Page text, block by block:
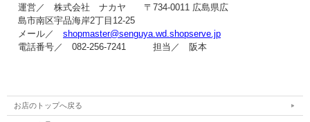
運営／ 株式会社 ナカヤ 〒734-0011 広島県広
島市南区宇品海岸2丁目12-25
メール／ shopmaster@senguya.wd.shopserve.jp
電話番号／ 082-256-7241 担当／ 阪本
お店のトップへ戻る